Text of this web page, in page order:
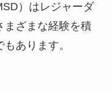
）はレジャーダ
まざまな経験を積
あります。